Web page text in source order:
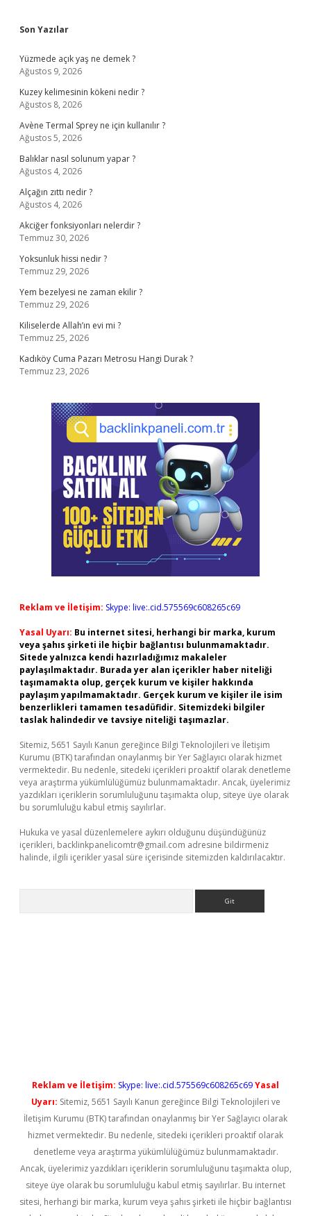
Sidebar
Son Yazılar
Yüzmede açık yaş ne demek ?
Ağustos 9, 2026
Kuzey kelimesinin kökeni nedir ?
Ağustos 8, 2026
Avène Termal Sprey ne için kullanılır ?
Ağustos 5, 2026
Balıklar nasıl solunum yapar ?
Ağustos 4, 2026
Alçağın zıttı nedir ?
Ağustos 4, 2026
Akciğer fonksiyonları nelerdir ?
Temmuz 30, 2026
Yoksunluk hissi nedir ?
Temmuz 29, 2026
Yem bezelyesi ne zaman ekilir ?
Temmuz 29, 2026
Kiliselerde Allah’ın evi mi ?
Temmuz 25, 2026
Kadıköy Cuma Pazarı Metrosu Hangi Durak ?
Temmuz 23, 2026
Reklam ve İletişim: Skype: live:.cid.575569c608265c69
Yasal Uyarı: Bu internet sitesi, herhangi bir marka, kurum
veya şahıs şirketi ile hiçbir bağlantısı bulunmamaktadır.
Sitede yalnızca kendi hazırladığımız makaleler
paylaşılmaktadır. Burada yer alan içerikler haber niteliği
taşımamakta olup, gerçek kurum ve kişiler hakkında
paylaşım yapılmamaktadır. Gerçek kurum ve kişiler ile isim
benzerlikleri tamamen tesadüfidir. Sitemizdeki bilgiler
taslak halindedir ve tavsiye niteliği taşımazlar.
Sitemiz, 5651 Sayılı Kanun gereğince Bilgi Teknolojileri ve İletişim
Kurumu (BTK) tarafından onaylanmış bir Yer Sağlayıcı olarak hizmet
vermektedir. Bu nedenle, sitedeki içerikleri proaktif olarak denetleme
veya araştırma yükümlülüğümüz bulunmamaktadır. Ancak, üyelerimiz
yazdıkları içeriklerin sorumluluğunu taşımakta olup, siteye üye olarak
bu sorumluluğu kabul etmiş sayılırlar.
Hukuka ve yasal düzenlemelere aykırı olduğunu düşündüğünüz
içerikleri, backlinkpanelicomtr@gmail.com adresine bildirmeniz
halinde, ilgili içerikler yasal süre içerisinde sitemizden kaldırılacaktır.
Reklam ve İletişim: Skype: live:.cid.575569c608265c69Yasal
Uyarı: Sitemiz, 5651 Sayılı Kanun gereğince Bilgi Teknolojileri ve
İletişim Kurumu (BTK) tarafından onaylanmış bir Yer Sağlayıcı olarak
hizmet vermektedir. Bu nedenle, sitedeki içerikleri proaktif olarak
denetleme veya araştırma yükümlülüğümüz bulunmamaktadır.
Ancak, üyelerimiz yazdıkları içeriklerin sorumluluğunu taşımakta olup,
siteye üye olarak bu sorumluluğu kabul etmiş sayılırlar. Bu internet
sitesi, herhangi bir marka, kurum veya şahıs şirketi ile hiçbir bağlantısı